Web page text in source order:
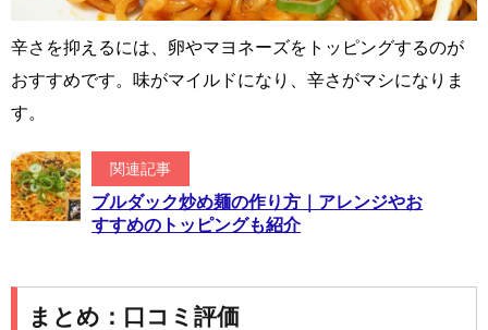
辛さを抑えるには、卵やマヨネーズをトッピングするのが
おすすめです。味がマイルドになり、辛さがマシになりま
す。
関連記事
ブルダック炒め麺の作り方｜アレンジやお
すすめのトッピングも紹介
まとめ：口コミ評価